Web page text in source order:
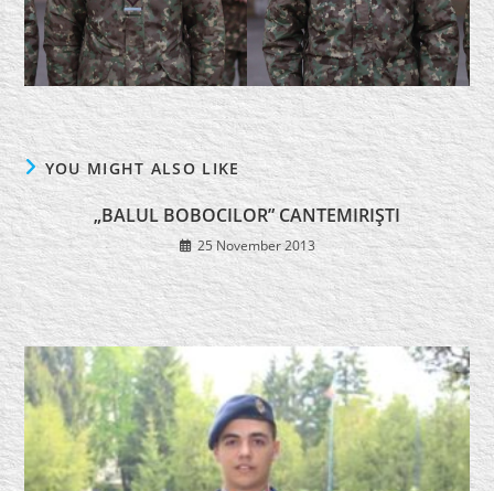
YOU MIGHT ALSO LIKE
„BALUL BOBOCILOR” CANTEMIRIŞTI
25 November 2013